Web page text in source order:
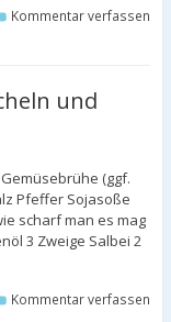
Kommentar verfassen
und
(ggf.
Pfeffer Sojasoße
scharf man es mag
3 Zweige Salbei 2
Kommentar verfassen